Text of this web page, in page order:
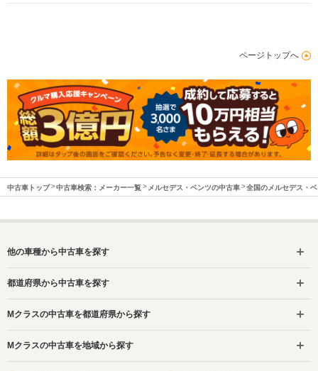
ページトップへ
中古車トップ 中古車検索：メーカー一覧 メルセデス・ベンツの中古車 全国のメルセデス・
他の車種から中古車を探す
都道府県から中古車を探す
Mクラスの中古車を都道府県から探す
Mクラスの中古車を地域から探す